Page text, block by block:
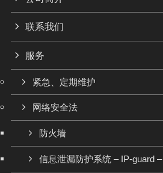
联系我们
服务
紧急、定期维护
网络安全法
防火墙
信息泄漏防护系统 – IP-guard –